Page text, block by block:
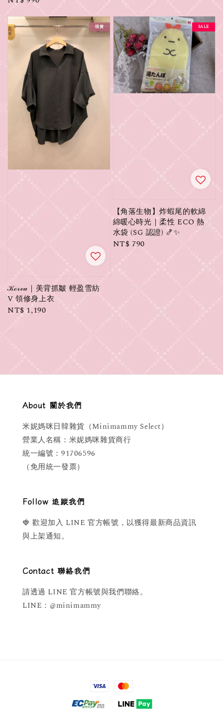
現貨
𝒦ℴ𝓇ℯ𝒶｜美背抓皺 輕盈雪紡
V 領修身上衣
Regular
NT$ 1,190
SALE
【角落生物】炸蝦尾的軟綿
綿暖心時光｜柔性 ECO 熱
水袋 (SG 認證) 🍤✨
Regular
NT$ 790
About 關於我們
米妮媽咪日韓雜貨（Minimammy Select）
營業人名稱：米妮媽咪雜貨商行
統一編號：91706596
（免用統一發票）
Follow 追蹤我們
🍓 歡迎加入 LINE 官方帳號，以獲得最新商品資訊
與上架通知。
Contact 聯絡我們
請透過 LINE 官方帳號與我們聯絡。
LINE：@minimammy